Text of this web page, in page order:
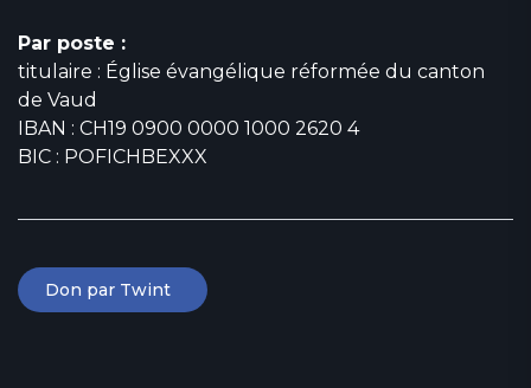
Par poste :
titulaire : Église évangélique réformée du canton
de Vaud
IBAN : CH19 0900 0000 1000 2620 4
BIC : POFICHBEXXX
Don par Twint